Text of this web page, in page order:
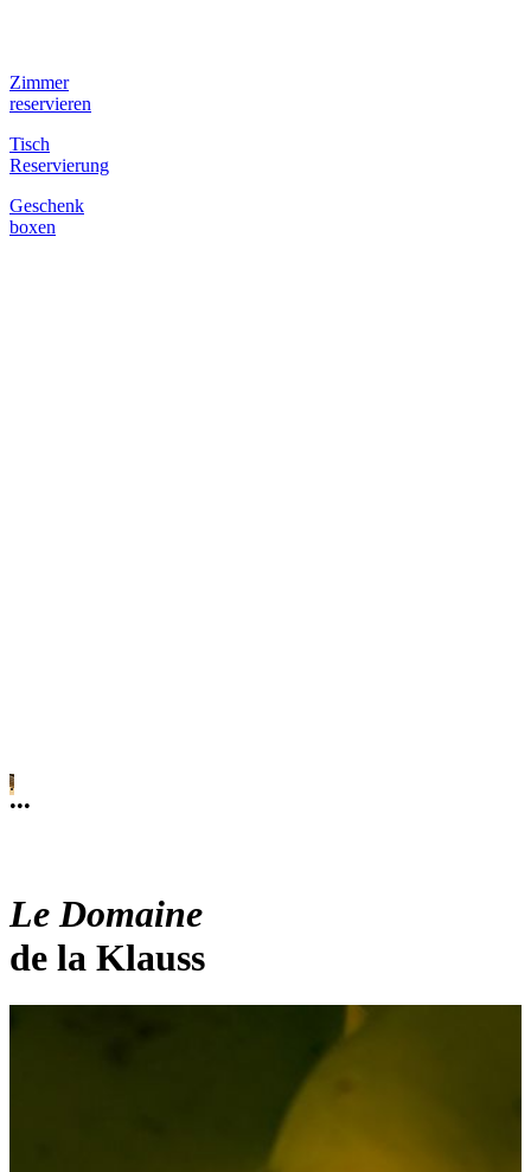
Zimmer
reservieren
Tisch
Reservierung
Geschenk
boxen
..
•••
Le Domaine
de la Klauss